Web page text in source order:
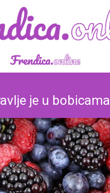
Frendica.online
je u bobicama